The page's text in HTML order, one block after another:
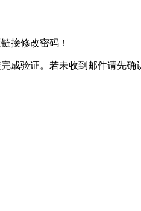
接修改密码！
成验证。若未收到邮件请先确